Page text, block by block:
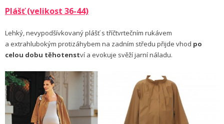
Plášť (velikost 36-44)
Lehký, nevypodšívkovaný plášť s tříčtvrtečním rukávem
a extrahlubokým protizáhybem na zadním středu přijde vhod po
celou dobu těhotenství a evokuje svěží jarní náladu.